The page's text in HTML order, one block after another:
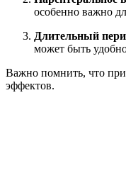
особенно важно
Длительный
может быть
Важно помнить, что
эффектов.